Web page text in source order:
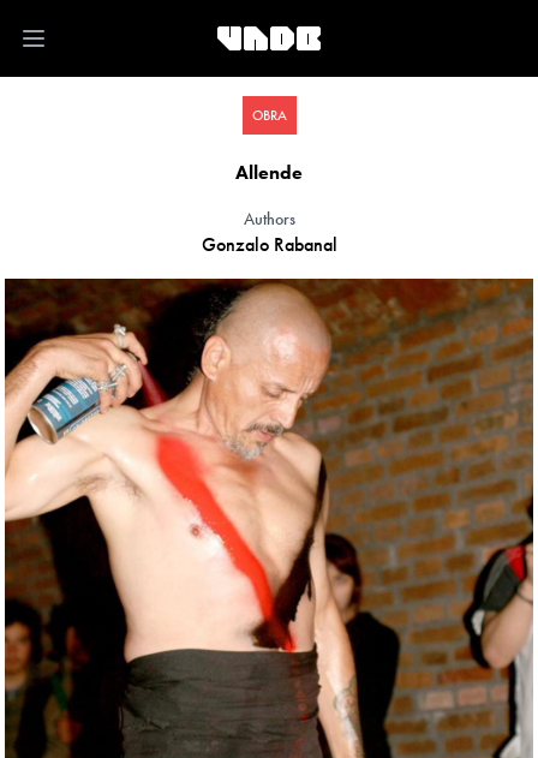
Open main menu
OBRA
Allende
Authors
Gonzalo Rabanal